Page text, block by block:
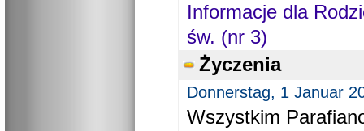
Informacje dla
św. (nr 3)
Życzenia
Donnerstag, 1 Januar
Wszystkim